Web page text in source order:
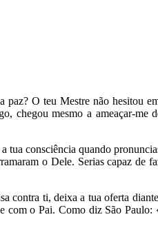
O teu Mestre não hesitou
chegou mesmo a ameaçar-me
consciência quando
o Dele. Serias capaz de
contra ti, deixa a tua oferta
o Pai. Como diz São